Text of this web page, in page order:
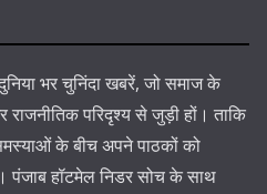
भर चुनिंदा खबरें, जो समाज के
राजनीतिक परिदृश्य से जुड़ी हों। ताकि
के बीच अपने पाठकों को
पंजाब हॉटमेल निडर सोच के साथ